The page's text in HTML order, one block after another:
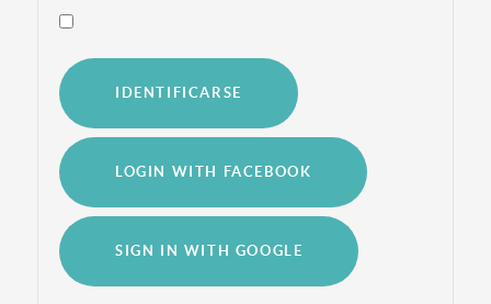
IDENTIFICARSE
LOGIN WITH FACEBOOK
SIGN IN WITH GOOGLE